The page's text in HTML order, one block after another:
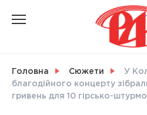
СВІТ
Головна Сюжети
У
благодійного концерту
гривень для 10 гірсько-